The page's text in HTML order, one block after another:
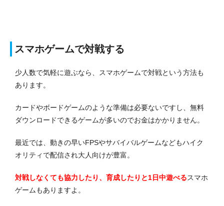
スマホゲームで対戦する
少人数で気軽に遊ぶなら、スマホゲームで対戦という方法も
あります。
カードやボードゲームのような準備は必要ないですし、無料
ダウンロードできるゲームが多いのでお金はかかりません。
最近では、動きの早いFPSやサバイバルゲームなどもハイク
オリティで配信され大人向けが豊富。
対戦しなくても協力したり、育成したりと1日中遊べるスマホ
ゲームもありますよ。